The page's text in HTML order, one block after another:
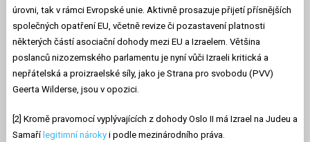
úrovni, tak v rámci Evropské unie. Aktivně prosazuje přijetí přísnějších
společných opatření EU, včetně revize či pozastavení platnosti
některých částí asociační dohody mezi EU a Izraelem. Většina
poslanců nizozemského parlamentu je nyní vůči Izraeli kritická a
nepřátelská a proizraelské síly, jako je Strana pro svobodu (PVV)
Geerta Wilderse, jsou v opozici.
[2] Kromě pravomocí vyplývajících z dohody Oslo II má Izrael na Judeu a
Samařílegitimní nárokyi podle mezinárodního práva.